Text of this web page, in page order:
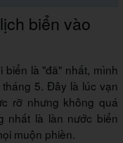
biển vào
là "đã" nhất, mình
5. Đây là lúc vạn
rỡ nhưng không quá
nhất là làn nước biển
muộn phiền.